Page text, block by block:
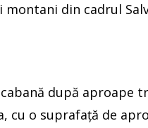
din cadrul
după aproape
cu o suprafață de